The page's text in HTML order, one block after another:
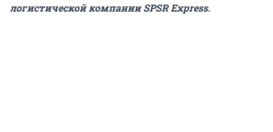
логистической компании SPSR Express.